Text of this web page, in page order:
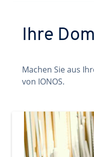
Ihre
Machen Sie aus
von IONOS.